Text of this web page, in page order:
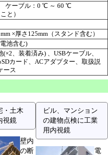
ケーブル：0 ℃ ～ 60 ℃
と）
×厚さ125mm（スタンド含む）
池含む)
(×2、装着済み) 、USBケーブル、
カード、ACアダプター、取扱説
ース
・土木
視鏡
壁内
の断
ビル、マンション
の建物点検に工業
用内視鏡
電